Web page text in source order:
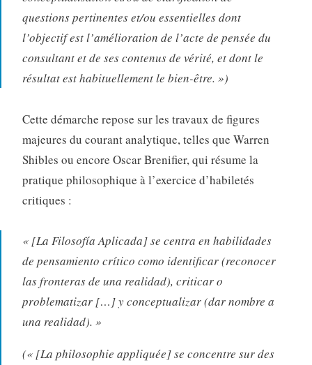
questions pertinentes et/ou essentielles dont
l’objectif est l’amélioration de l’acte de pensée du
consultant et de ses contenus de vérité, et dont le
résultat est habituellement le bien-être. »)
Cette démarche repose sur les travaux de figures
majeures du courant analytique, telles que Warren
Shibles ou encore Oscar Brenifier, qui résume la
pratique philosophique à l’exercice d’habiletés
critiques :
« [La Filosofía Aplicada] se centra en habilidades
de pensamiento crítico como identificar (reconocer
las fronteras de una realidad), criticar o
problematizar […] y conceptualizar (dar nombre a
una realidad). »
(« [La philosophie appliquée] se concentre sur des